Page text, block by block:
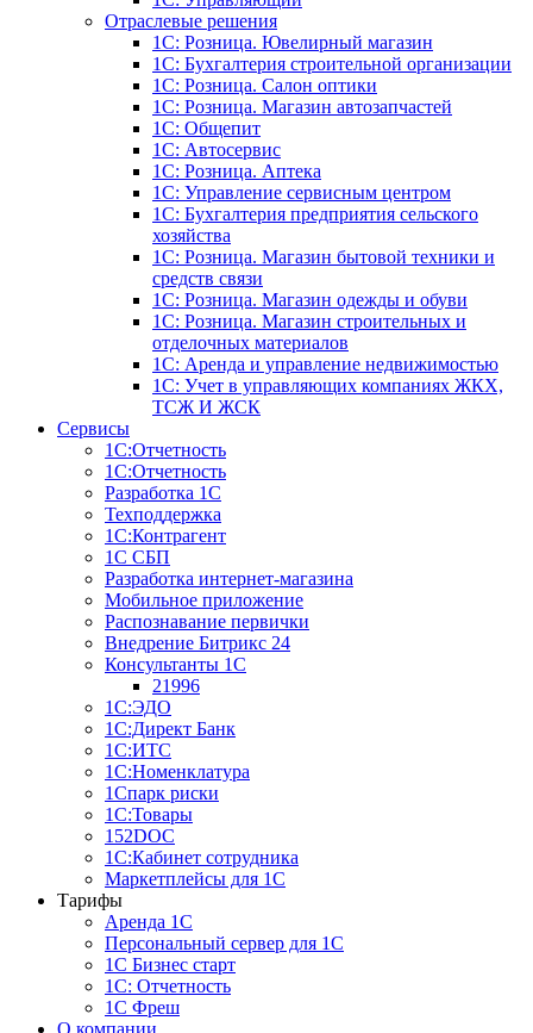
Отраслевые решения
1С: Розница. Ювелирный магазин
1С: Бухгалтерия строительной организации
1С: Розница. Салон оптики
1С: Розница. Магазин автозапчастей
1C: Общепит
1С: Автосервис
1С: Розница. Аптека
1С: Управление сервисным центром
1С: Бухгалтерия предприятия сельского
хозяйства
1С: Розница. Магазин бытовой техники и
средств связи
1С: Розница. Магазин одежды и обуви
1С: Розница. Магазин строительных и
отделочных материалов
1С: Аренда и управление недвижимостью
1C: Учет в управляющих компаниях ЖКХ,
ТСЖ И ЖСК
Сервисы
1С:Отчетность
1С:Отчетность
Разработка 1С
Техподдержка
1С:Контрагент
1С СБП
Разработка интернет-магазина
Мобильное приложение
Распознавание первички
Внедрение Битрикс 24
Консультанты 1С
21996
1С:ЭДО
1С:Директ Банк
1С:ИТС
1С:Номенклатура
1Спарк риски
1С:Товары
152DOC
1С:Кабинет сотрудника
Маркетплейсы для 1С
Тарифы
Аренда 1С
Персональный сервер для 1С
1С Бизнес старт
1С: Отчетность
1C Фреш
О компании